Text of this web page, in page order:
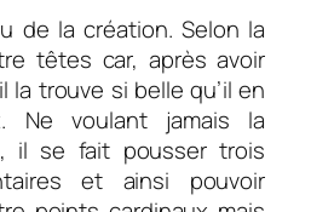
de la création. Selon la
têtes car, après avoir
la trouve si belle qu’il en
Ne voulant jamais la
il se fait pousser trois
et ainsi pouvoir